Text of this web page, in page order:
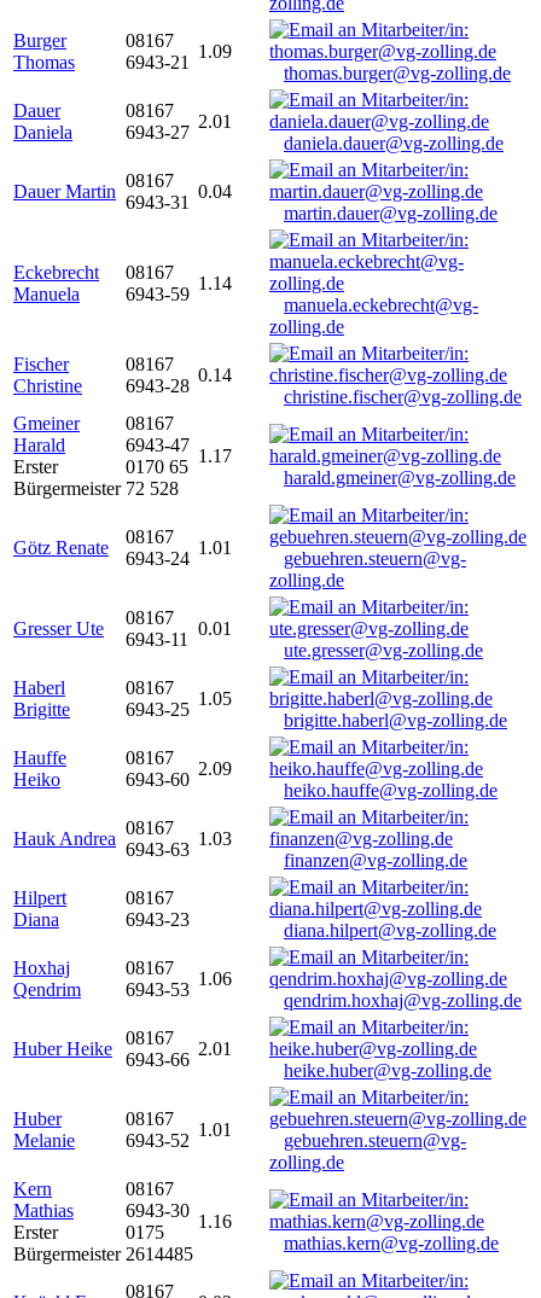
Burger
Thomas
08167
6943-21
1.09
thomas.burger@vg-zolling.de
Dauer
Daniela
08167
6943-27
2.01
daniela.dauer@vg-zolling.de
Dauer Martin
08167
6943-31
0.04
martin.dauer@vg-zolling.de
Eckebrecht
Manuela
08167
6943-59
1.14
manuela.eckebrecht@vg-
zolling.de
Fischer
Christine
08167
6943-28
0.14
christine.fischer@vg-zolling.de
Gmeiner
Harald
Erster
Bürgermeister
08167
6943-47
0170 65
72 528
1.17
harald.gmeiner@vg-zolling.de
Götz Renate
08167
6943-24
1.01
gebuehren.steuern@vg-
zolling.de
Gresser Ute
08167
6943-11
0.01
ute.gresser@vg-zolling.de
Haberl
Brigitte
08167
6943-25
1.05
brigitte.haberl@vg-zolling.de
Hauffe
Heiko
08167
6943-60
2.09
heiko.hauffe@vg-zolling.de
Hauk Andrea
08167
6943-63
1.03
finanzen@vg-zolling.de
Hilpert
Diana
08167
6943-23
diana.hilpert@vg-zolling.de
Hoxhaj
Qendrim
08167
6943-53
1.06
qendrim.hoxhaj@vg-zolling.de
Huber Heike
08167
6943-66
2.01
heike.huber@vg-zolling.de
Huber
Melanie
08167
6943-52
1.01
gebuehren.steuern@vg-
zolling.de
Kern
Mathias
Erster
Bürgermeister
08167
6943-30
0175
2614485
1.16
mathias.kern@vg-zolling.de
08167